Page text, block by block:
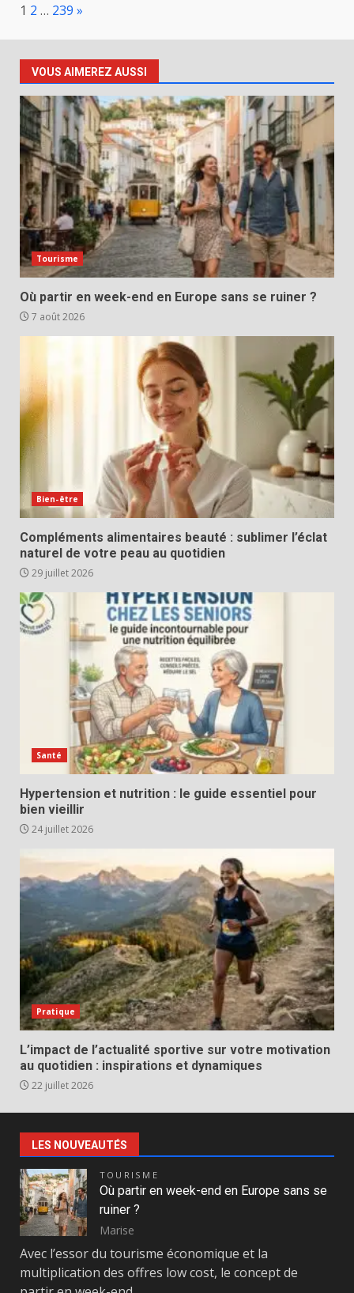
Page:
1 2 … 239 Next
»
VOUS AIMEREZ AUSSI
Tourisme
Où partir en week-end en Europe sans se ruiner ?
7 août 2026
Bien-être
Compléments alimentaires beauté : sublimer l’éclat
naturel de votre peau au quotidien
29 juillet 2026
Santé
Hypertension et nutrition : le guide essentiel pour
bien vieillir
24 juillet 2026
Pratique
L’impact de l’actualité sportive sur votre motivation
au quotidien : inspirations et dynamiques
22 juillet 2026
LES NOUVEAUTÉS
TOURISME
Où partir en week-end en Europe sans se
ruiner ?
Marise
Avec l’essor du tourisme économique et la
multiplication des offres low cost, le concept de